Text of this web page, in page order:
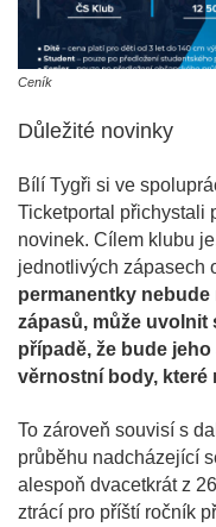
Ceník
Důležité novinky
Bílí Tygři si ve
Ticketportal přichystali
novinek. Cílem klubu
jednotlivých zápasech
permanentky
zápasů, může uvolnit
případě, že bude
věrnostní body, které
To zároveň souvisí s
průběhu nadcházející
alespoň dvacetkrát z
ztrácí pro příští ročník